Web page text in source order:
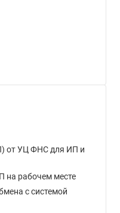
от УЦ ФНС для ИП и
на рабочем месте
с системой